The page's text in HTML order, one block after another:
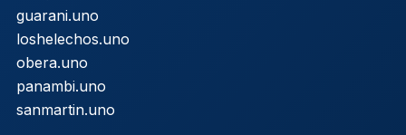
guarani.uno
loshelechos.uno
obera.uno
panambi.uno
sanmartin.uno